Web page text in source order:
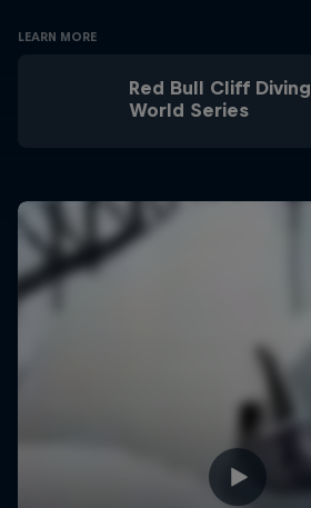
LEARN MORE
Red Bull Cliff Diving
World Series